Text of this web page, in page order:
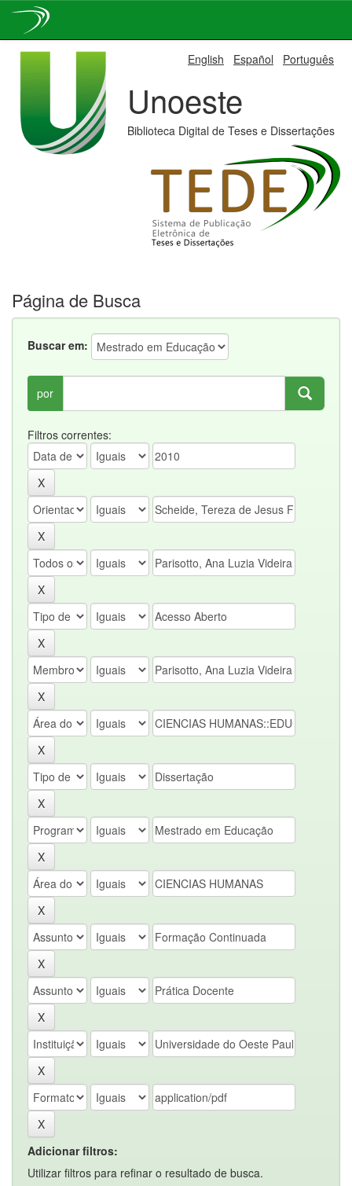
English Español Português
Unoeste
Biblioteca Digital de Teses e Dissertações
Página de Busca
Buscar em:
por
Filtros correntes:
Adicionar filtros:
Utilizar filtros para refinar o resultado de busca.